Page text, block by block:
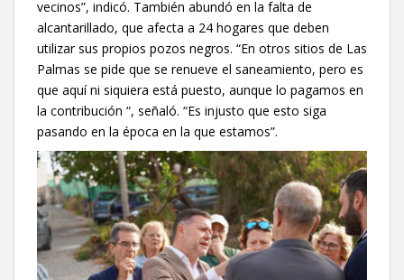
vecinos”, indicó. También abundó en la falta de
alcantarillado, que afecta a 24 hogares que deben
utilizar sus propios pozos negros. “En otros sitios de Las
Palmas se pide que se renueve el saneamiento, pero es
que aquí ni siquiera está puesto, aunque lo pagamos en
la contribución “, señaló. “Es injusto que esto siga
pasando en la época en la que estamos”.